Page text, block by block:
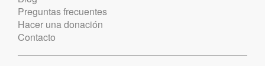
Preguntas frecuentes
Hacer una donación
Contacto